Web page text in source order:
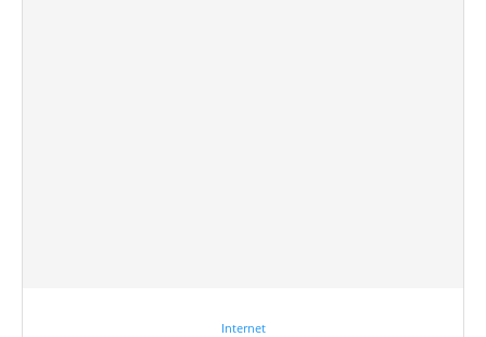
Internet